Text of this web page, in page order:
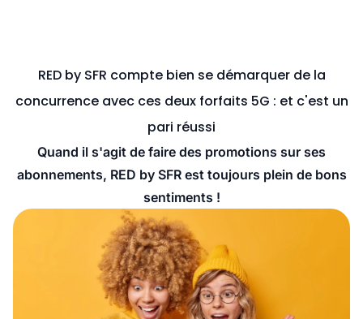
Streaming
RED by SFR compte bien se démarquer de la
concurrence avec ces deux forfaits 5G : et c'est un
pari réussi
Quand il s'agit de faire des promotions sur ses
abonnements, RED by SFR est toujours plein de bons
sentiments !